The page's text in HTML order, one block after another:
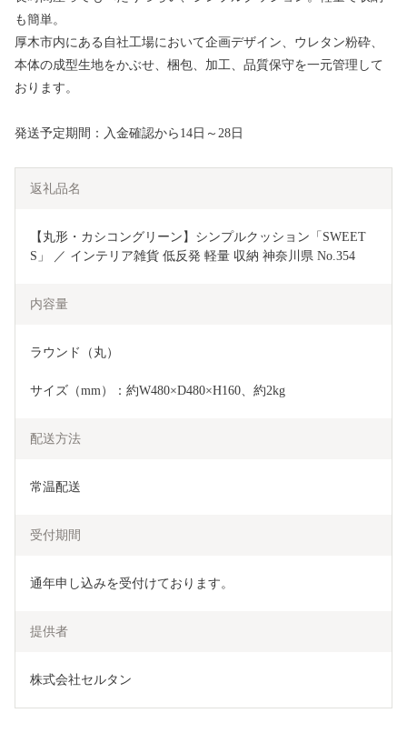
も簡単。
厚木市内にある自社工場において企画デザイン、ウレタン粉砕、
本体の成型生地をかぶせ、梱包、加工、品質保守を一元管理して
おります。
発送予定期間：入金確認から14日～28日
返礼品名
【丸形・カシコングリーン】シンプルクッション「SWEET
S」 ／ インテリア雑貨 低反発 軽量 収納 神奈川県 No.354
内容量
ラウンド（丸）
サイズ（mm）：約W480×D480×H160、約2kg
配送方法
常温配送
受付期間
通年申し込みを受付けております。
提供者
株式会社セルタン